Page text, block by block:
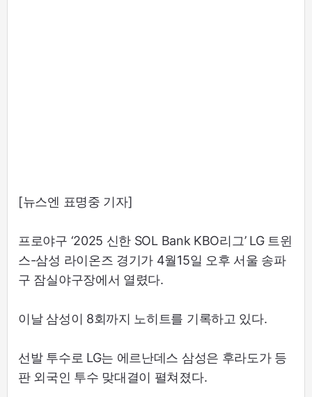
[뉴스엔 표명중 기자]
프로야구 ‘2025 신한 SOL Bank KBO리그’ LG 트윈
스-삼성 라이온즈 경기가 4월15일 오후 서울 송파
구 잠실야구장에서 열렸다.
이날 삼성이 8회까지 노히트를 기록하고 있다.
선발 투수로 LG는 에르난데스 삼성은 후라도가 등
판 외국인 투수 맞대결이 펼쳐졌다.